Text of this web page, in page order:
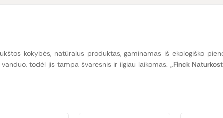
kokybės, natūralus produktas, gaminamas iš ekologiško
todėl jis tampa švaresnis ir ilgiau laikomas. „Finck